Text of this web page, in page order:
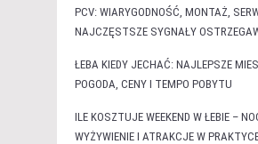
PCV: WIARYGODNOŚĆ, MONTAŻ,
NAJCZĘSTSZE SYGNAŁY
ŁEBA KIEDY JECHAĆ: NAJLEPSZE
POGODA, CENY I TEMPO POBYTU
ILE KOSZTUJE WEEKEND W ŁEBIE –
WYŻYWIENIE I ATRAKCJE W